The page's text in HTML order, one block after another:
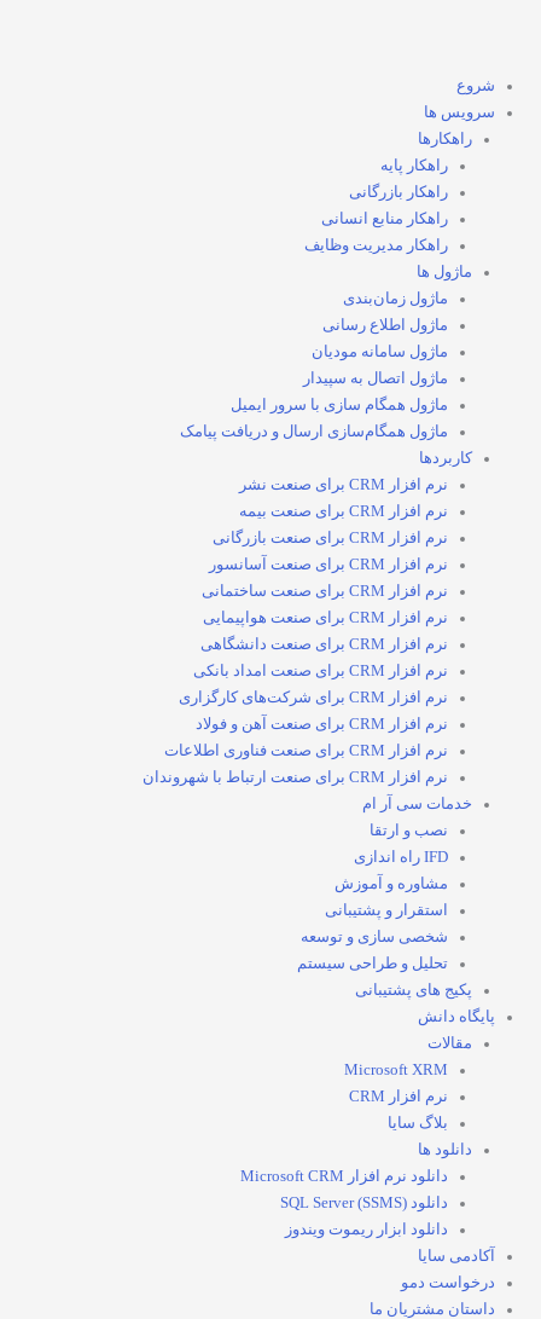
شروع
سرویس ها
راهکارها
راهکار پایه
راهکار بازرگانی
راهکار منابع انسانی
راهکار مدیریت وظایف
ماژول ها
ماژول زمان‌بندی
ماژول اطلاع رسانی
ماژول سامانه مودیان
ماژول اتصال به سپیدار
ماژول همگام سازی با سرور ایمیل
ماژول همگام‌سازی ارسال و دریافت پیامک
کاربردها
نرم افزار CRM برای صنعت نشر
نرم افزار CRM برای صنعت بیمه
نرم افزار CRM برای صنعت بازرگانی
نرم افزار CRM برای صنعت آسانسور
نرم افزار CRM برای صنعت ساختمانی
نرم افزار CRM برای صنعت هواپیمایی
نرم افزار CRM برای صنعت دانشگاهی
نرم افزار CRM برای صنعت امداد بانکی
نرم افزار CRM برای شرکت‌های کارگزاری
نرم افزار CRM برای صنعت آهن و فولاد
نرم افزار CRM برای صنعت فناوری اطلاعات
نرم افزار CRM برای صنعت ارتباط با شهروندان
خدمات سی آر ام
نصب و ارتقا
IFD راه اندازی
مشاوره و آموزش
استقرار و پشتیبانی
شخصی سازی و توسعه
تحلیل و طراحی سیستم
پکیج های پشتیبانی
پایگاه دانش
مقالات
Microsoft XRM
نرم افزار CRM
بلاگ سایا
دانلود ها
دانلود نرم افزار Microsoft CRM
دانلود SQL Server (SSMS)
دانلود ابزار ریموت ویندوز
آکادمی سایا
درخواست دمو
داستان مشتریان ما